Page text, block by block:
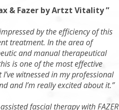
& Fazer by Artzt Vitality ”
by the efficiency of this
treatment. In the area of
and manual therapeutical
is one of the most effective
witnessed in my professional
and I’m really excited about it.”
fascial therapy with FAZER